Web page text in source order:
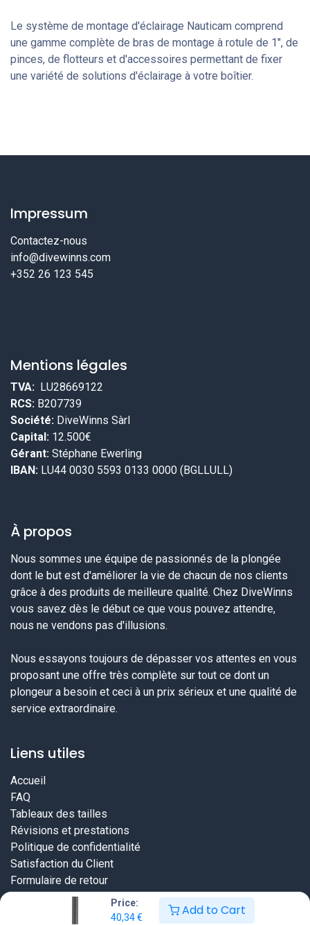
Price:
40,34€ Add to Cart
Le système de montage d'éclairage Nauticam comprend
une gamme complète de bras de montage à rotule de 1", de
pinces, de flotteurs et d'accessoires permettant de fixer
une variété de solutions d'éclairage à votre boîtier.
Impressum
Contactez-nous
info@divewinns.com
+352 26 123 545
Mentions légales
TVA: LU28669122
RCS: B207739
Société: DiveWinns Sàrl
Capital: 12.500€
Gérant: Stéphane Ewerling
IBAN: LU44 0030 5593 0133 0000 (BGLLULL)
À propos
Nous sommes une équipe de passionnés de la plongée
dont le but est d'améliorer la vie de chacun de nos clients
grâce à des produits de meilleure qualité. Chez DiveWinns
vous savez dès le début ce que vous pouvez attendre,
nous ne vendons pas d'illusions.
Nous essayons toujours de dépasser vos attentes en vous
proposant une offre très complète sur tout ce dont un
plongeur a besoin et ceci à un prix sérieux et une qualité de
service extraordinaire.
Liens utiles
Accueil
FAQ
Tableaux des tailles
Révisions et prestations
Politique de confidentialité
Satisfaction du Client
Formulaire de retour